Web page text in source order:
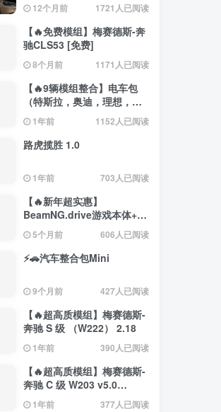
12个月前 1721人已阅读
【🔥免费模组】梅赛德斯-奔
驰CLS53 [免费]
8个月前 1171人已阅读
【🔥9辆模组整合】电车包
（特斯拉，奥迪，理想，梅
赛德斯）
1年前 1152人已阅读
路虎揽胜 1.0
1年前 703人已阅读
【🔥新年超实惠】
BeamNG.drive游戏本体+约
200辆汽车整合包
5个月前 606人已阅读
⚡🚗汽车整合包Mini
9个月前 427人已阅读
【🔥超高质模组】梅赛德斯-
奔驰 S 级 （W222） 2.18
1年前 390人已阅读
【🔥超高质模组】梅赛德斯-
奔驰 C 级 W203 v5.0
（0.35.x） 2.4
1年前 377人已阅读